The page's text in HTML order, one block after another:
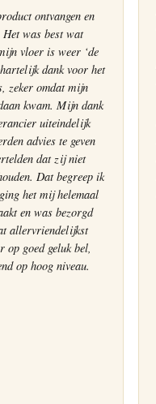
ontvangen en
was best wat
vloer is weer ‘de
dank voor het
zeker omdat mijn
kwam. Mijn dank
uiteindelijk
advies te geven
dat zij niet
Dat begreep ik
het mij helemaal
en was bezorgd
allervriendelijkst
op goed geluk bel,
op hoog niveau.